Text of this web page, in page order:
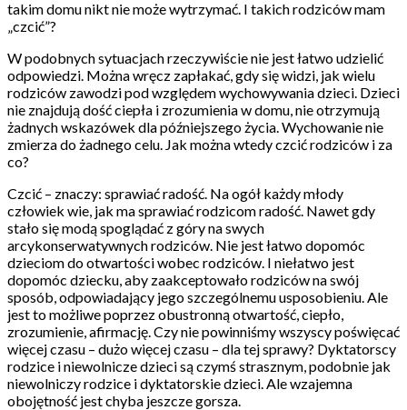
takim domu nikt nie może wytrzymać. I takich rodziców mam
„czcić”?
W podobnych sytuacjach rzeczywiście nie jest łatwo udzielić
odpowiedzi. Można wręcz zapłakać, gdy się widzi, jak wielu
rodziców zawodzi pod względem wychowywania dzieci. Dzieci
nie znajdują dość ciepła i zrozumienia w domu, nie otrzymują
żadnych wskazówek dla późniejszego życia. Wychowanie nie
zmierza do żadnego celu. Jak można wtedy czcić rodziców i za
co?
Czcić – znaczy: sprawiać radość. Na ogół każdy młody
człowiek wie, jak ma sprawiać rodzicom radość. Nawet gdy
stało się modą spoglądać z góry na swych
arcykonserwatywnych rodziców. Nie jest łatwo dopomóc
dzieciom do otwartości wobec rodziców. I niełatwo jest
dopomóc dziecku, aby zaakceptowało rodziców na swój
sposób, odpowiadający jego szczególnemu usposobieniu. Ale
jest to możliwe poprzez obustronną otwartość, ciepło,
zrozumienie, afirmację. Czy nie powinniśmy wszyscy poświęcać
więcej czasu – dużo więcej czasu – dla tej sprawy? Dyktatorscy
rodzice i niewolnicze dzieci są czymś strasznym, podobnie jak
niewolniczy rodzice i dyktatorskie dzieci. Ale wzajemna
obojętność jest chyba jeszcze gorsza.